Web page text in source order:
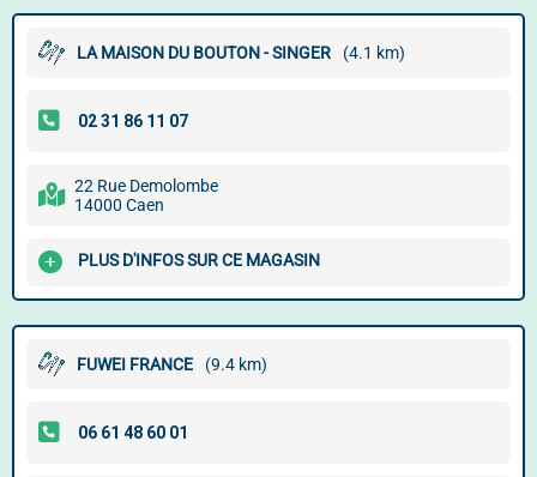
LA MAISON DU BOUTON - SINGER (4.1 km)
22 Rue Demolombe
14000 Caen
PLUS D'INFOS SUR CE MAGASIN
FUWEI FRANCE (9.4 km)